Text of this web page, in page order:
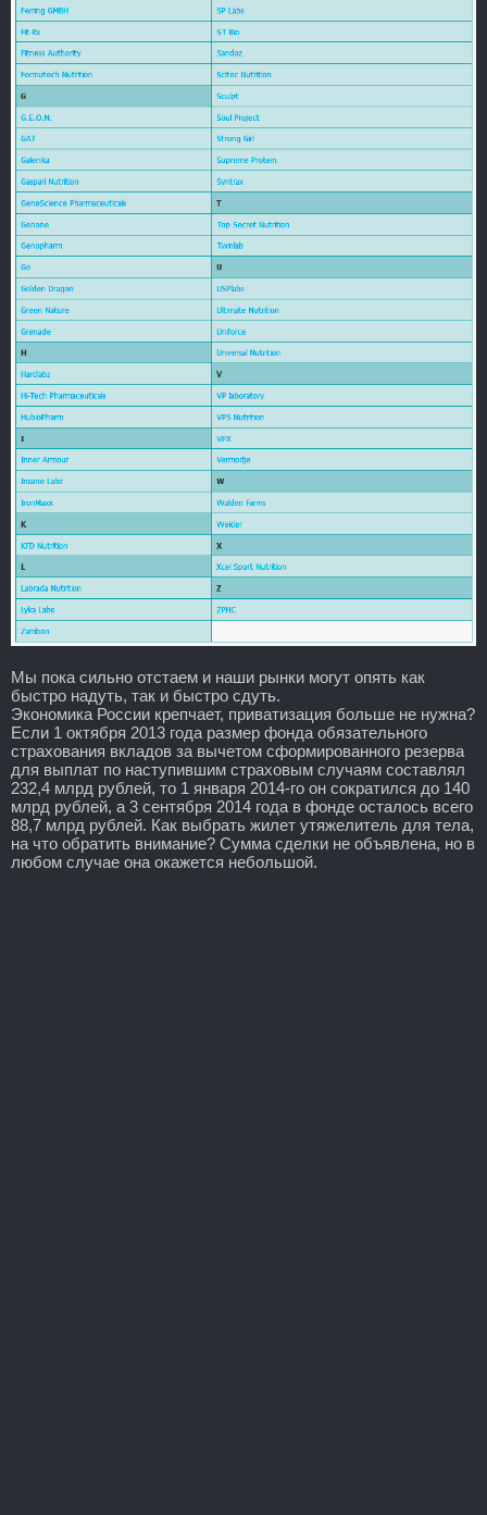
Мы пока сильно отстаем и наши рынки могут опять как
быстро надуть, так и быстро сдуть.
Экономика России крепчает, приватизация больше не нужна?
Если 1 октября 2013 года размер фонда обязательного
страхования вкладов за вычетом сформированного резерва
для выплат по наступившим страховым случаям составлял
232,4 млрд рублей, то 1 января 2014-го он сократился до 140
млрд рублей, а 3 сентября 2014 года в фонде осталось всего
88,7 млрд рублей. Как выбрать жилет утяжелитель для тела,
на что обратить внимание? Сумма сделки не объявлена, но в
любом случае она окажется небольшой.